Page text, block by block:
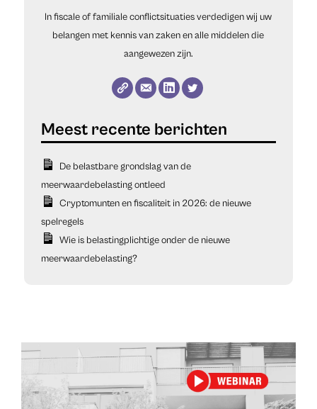
In fiscale of familiale conflictsituaties verdedigen wij uw
belangen met kennis van zaken en alle middelen die
aangewezen zijn.
De belastbare grondslag van de
meerwaardebelasting ontleed
Cryptomunten en fiscaliteit in 2026: de nieuwe
spelregels
Wie is belastingplichtige onder de nieuwe
meerwaardebelasting?